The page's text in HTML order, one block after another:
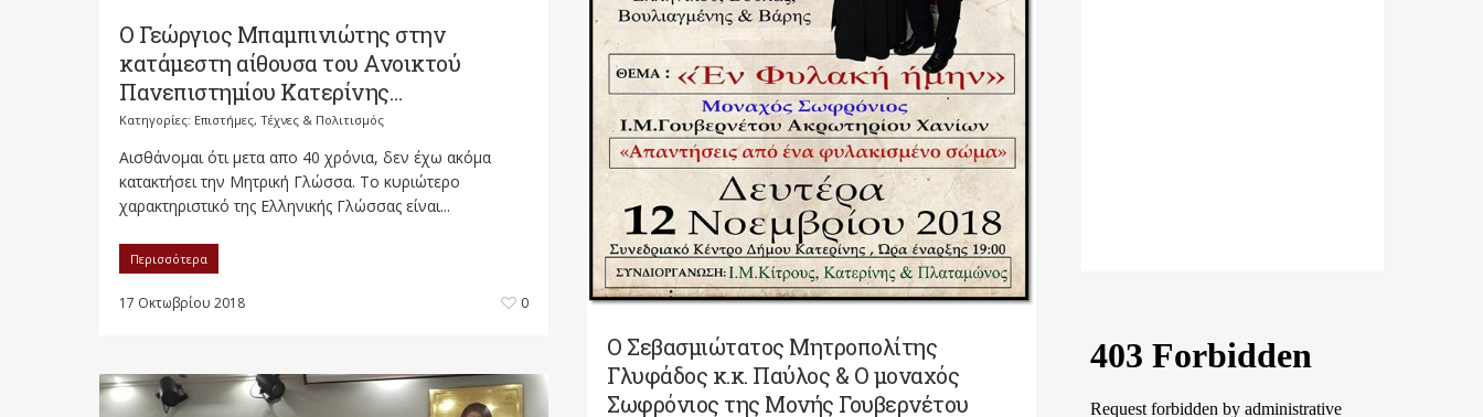
Ο Σεβασμιώτατος Μητροπολίτης
Γλυφάδος κ.κ. Παύλος & O μοναχός
Σωφρόνιος της Μονής Γουβερνέτου
Ο Γεώργιος Μπαμπινιώτης στην
κατάμεστη αίθουσα του Ανοικτού
Πανεπιστημίου Κατερίνης…
Κατηγορίες: Επιστήμες, Τέχνες & Πολιτισμός
Αισθάνομαι ότι μετα απο 40 χρόνια, δεν έχω ακόμα
κατακτήσει την Μητρική Γλώσσα. Το κυριώτερο
χαρακτηριστικό της Ελληνικής Γλώσσας είναι...
Περισσότερα
17 Οκτωβρίου 2018 0